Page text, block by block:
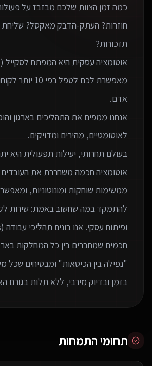
כמה זמן הצוות שלכם מבזבז על
חוזרות? העתק-הדבק מאקסל? שליחת
מאפשרת לכם לטפל
אנחנו ממפים את התהליכים בארגון
בעולם תחרותי, יעילות תפעולית היא
אוטומציה חכמה משחררת את
ממשימות שוחקות ומונוטוניות,
להתמקד במה שחשוב באמת: שירות
חכמים שמחברים בין כל המחלקות
"נפילה בין הכיסאות" ומבטיחים שכל
בזמן ובדיוק מירבי, ללא תלות בגורם
תחומי התמחות